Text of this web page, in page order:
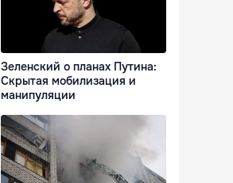
Зеленский о планах Путина:
Скрытая мобилизация и
манипуляции